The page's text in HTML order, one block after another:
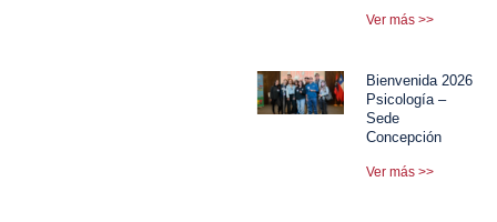
Ver más >>
Bienvenida 2026
Psicología –
Sede
Concepción
Ver más >>